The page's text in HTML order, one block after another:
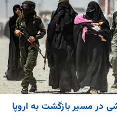
در مسیر بازگشت به اروپا